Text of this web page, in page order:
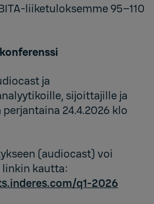
liiketuloksemme 95–110
ja
sijoittajille ja
24.4.2026 klo
(audiocast) voi
linkin kautta:
q1-2026